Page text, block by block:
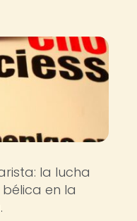
la lucha
en la